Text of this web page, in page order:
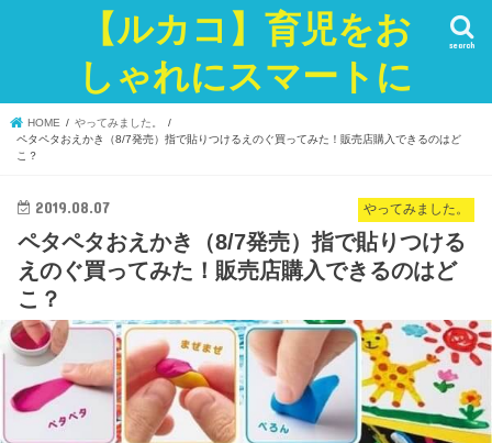
【ルカコ】育児をお
しゃれにスマートに
search
HOME
やってみました。
ペタペタおえかき（8/7発売）指で貼りつけるえのぐ買ってみた！販売店購入できるのはど
こ？
やってみました。
2019.08.07
ペタペタおえかき（8/7発売）指で貼りつける
えのぐ買ってみた！販売店購入できるのはど
こ？